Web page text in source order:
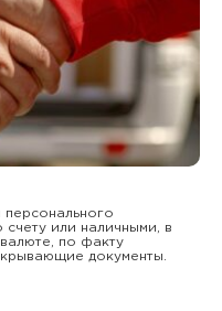
или наличными, в
по факту
документы.